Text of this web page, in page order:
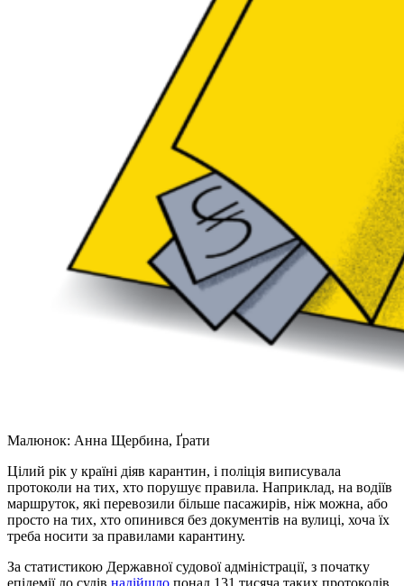
Малюнок: Анна Щербина, Ґрати
Цілий рік у країні діяв карантин, і поліція виписувала
протоколи на тих, хто порушує правила. Наприклад, на водіїв
маршруток, які перевозили більше пасажирів, ніж можна, або
просто на тих, хто опинився без документів на вулиці, хоча їх
треба носити за правилами карантину.
За статистикою Державної судової адміністрації, з початку